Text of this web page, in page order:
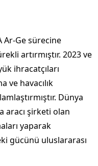
Ar-Ge sürecine
artırmıştır. 2023 ve
ihracatçıları
ve havacılık
Dünya
aracı şirketi olan
yaparak
gücünü uluslararası